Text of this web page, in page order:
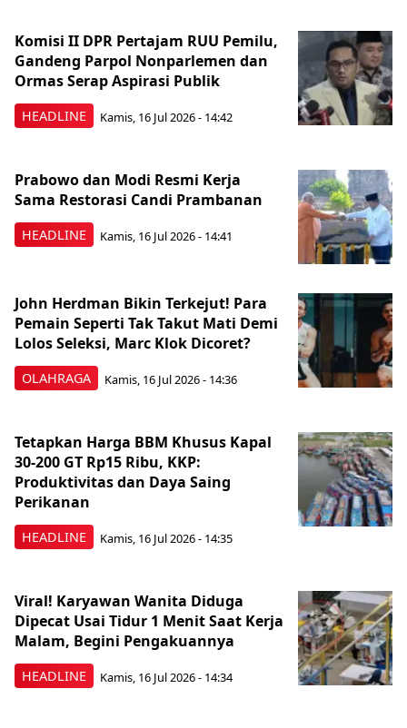
HEADLINE
Komisi II DPR Pertajam RUU Pemilu,
Gandeng Parpol Nonparlemen dan
Ormas Serap Aspirasi Publik
Kamis, 16 Jul 2026 - 14:42
HEADLINE
Prabowo dan Modi Resmi Kerja
Sama Restorasi Candi Prambanan
Kamis, 16 Jul 2026 - 14:41
OLAHRAGA
John Herdman Bikin Terkejut! Para
Pemain Seperti Tak Takut Mati Demi
Lolos Seleksi, Marc Klok Dicoret?
Kamis, 16 Jul 2026 - 14:36
HEADLINE
Tetapkan Harga BBM Khusus Kapal
30-200 GT Rp15 Ribu, KKP:
Produktivitas dan Daya Saing
Perikanan
Kamis, 16 Jul 2026 - 14:35
HEADLINE
Viral! Karyawan Wanita Diduga
Dipecat Usai Tidur 1 Menit Saat Kerja
Malam, Begini Pengakuannya
Kamis, 16 Jul 2026 - 14:34